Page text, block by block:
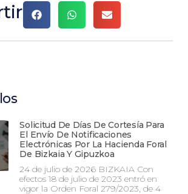
Solicitud De Días De Cortesía Para
El Envío De Notificaciones
Electrónicas Por La Hacienda Foral
De Bizkaia Y Gipuzkoa
24 de julio de 2026 BIZKAIA Con
efectos 18 de julio de 2023 entró en
vigor la Orden Foral 279/2023, de 4